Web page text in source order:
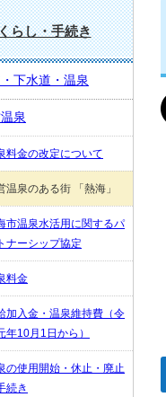
らし・手続き
下水道・温泉
泉
料金の改定について
温泉のある街 「熱海」
市温泉水活用に関するパ
ナーシップ協定
料金
加入金・温泉維持費（令
年10月1日から）
の使用開始・休止・廃止
続き